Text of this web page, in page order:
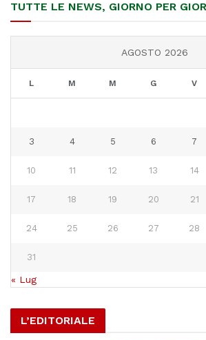
TUTTE LE NEWS, GIORNO PER
AGOSTO 2026
L M M G V
3 4 5 6 7
10 11 12 13 14
17 18 19 20 21
24 25 26 27 28
31
« Lug
L’EDITORIALE